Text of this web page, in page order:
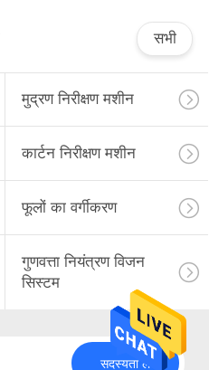
सभी
मुद्रण निरीक्षण मशीन
कार्टन निरीक्षण मशीन
फूलों का वर्गीकरण
गुणवत्ता नियंत्रण विजन
सिस्टम
सदस्यता लें